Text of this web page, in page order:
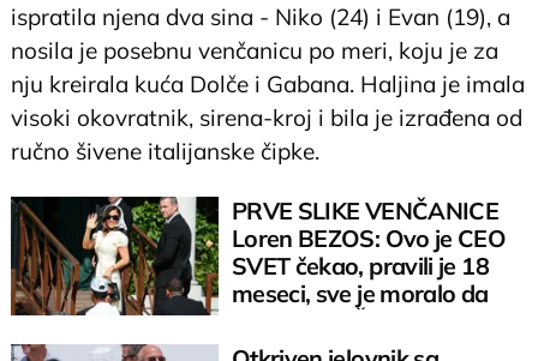
ispratila njena dva sina - Niko (24) i Evan (19), a
nosila je posebnu venčanicu po meri, koju je za
nju kreirala kuća Dolče i Gabana. Haljina je imala
visoki okovratnik, sirena-kroj i bila je izrađena od
ručno šivene italijanske čipke.
PRVE SLIKE VENČANICE
Loren BEZOS: Ovo je CEO
SVET čekao, pravili je 18
meseci, sve je moralo da